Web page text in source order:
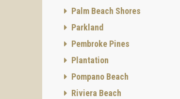
Palm Beach Shores
Parkland
Pembroke Pines
Plantation
Pompano Beach
Riviera Beach